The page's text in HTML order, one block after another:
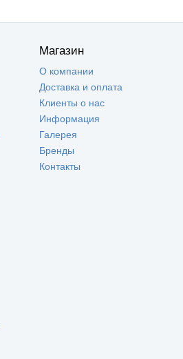
Магазин
О компании
Доставка и оплата
Клиенты о нас
Информация
Галерея
Бренды
Контакты